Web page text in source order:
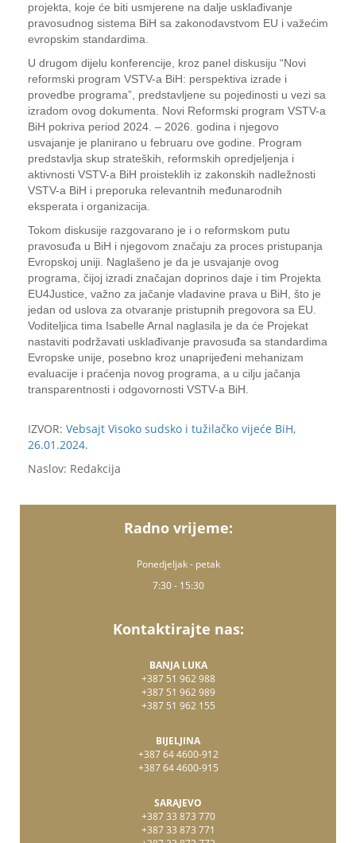
projekta, koje će biti usmjerene na dalje usklađivanje
pravosudnog sistema BiH sa zakonodavstvom EU i važećim
evropskim standardima.
U drugom dijelu konferencije, kroz panel diskusiju “Novi
reformski program VSTV-a BiH: perspektiva izrade i
provedbe programa”, predstavljene su pojedinosti u vezi sa
izradom ovog dokumenta. Novi Reformski program VSTV-a
BiH pokriva period 2024. – 2026. godina i njegovo
usvajanje je planirano u februaru ove godine. Program
predstavlja skup strateških, reformskih opredjeljenja i
aktivnosti VSTV-a BiH proisteklih iz zakonskih nadležnosti
VSTV-a BiH i preporuka relevantnih međunarodnih
eksperata i organizacija.
Tokom diskusije razgovarano je i o reformskom putu
pravosuđa u BiH i njegovom značaju za proces pristupanja
Evropskoj uniji. Naglašeno je da je usvajanje ovog
programa, čijoj izradi značajan doprinos daje i tim Projekta
EU4Justice, važno za jačanje vladavine prava u BiH, što je
jedan od uslova za otvaranje pristupnih pregovora sa EU.
Voditeljica tima Isabelle Arnal naglasila je da će Projekat
nastaviti podržavati usklađivanje pravosuđa sa standardima
Evropske unije, posebno kroz unaprijeđeni mehanizam
evaluacije i praćenja novog programa, a u cilju jačanja
transparentnosti i odgovornosti VSTV-a BiH.
IZVOR: Vebsajt Visoko sudsko i tužilačko vijeće BiH,
26.01.2024.
Naslov: Redakcija
Radno vrijeme:
Ponedjeljak - petak
7:30 - 15:30
Kontaktirajte nas:
BANJA LUKA
+387 51 962 988
+387 51 962 989
+387 51 962 155
BIJELJINA
+387 64 4600-912
+387 64 4600-915
SARAJEVO
+387 33 873 770
+387 33 873 771